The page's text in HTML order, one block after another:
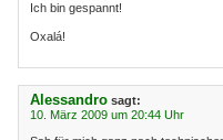
Ich bin gespannt!
Oxalá!
Alessandro sagt:
10. März 2009 um 20:44 Uhr